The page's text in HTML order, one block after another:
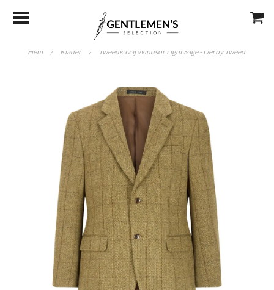
Hem / Kläder / Tweedkavaj Windsor Light Sage - Derby Tweed